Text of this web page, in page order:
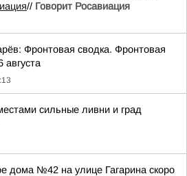
// Говорит Росавиация
Фронтовая сводка. Фронтовая
августа
сильные ливни и град
дома №42 на улице Гагарина скоро